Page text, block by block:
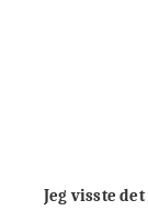
Jeg visste